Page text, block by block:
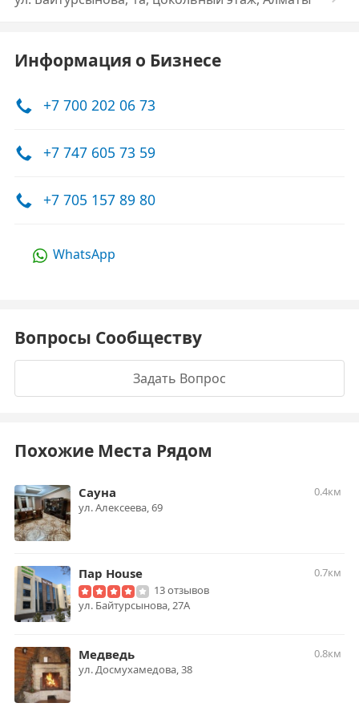
Информация о Бизнесе
+7 700 202 06 73
+7 747 605 73 59
+7 705 157 89 80
WhatsApp
Вопросы Сообществу
Задать Вопрос
Похожие Места Рядом
Сауна
0.4км
​ул. Алексеева, 69
Пар House
0.7км
13 отзывов
ул. Байтурсынова, 27А
Медведь
0.8км
ул. Досмухамедова, 38